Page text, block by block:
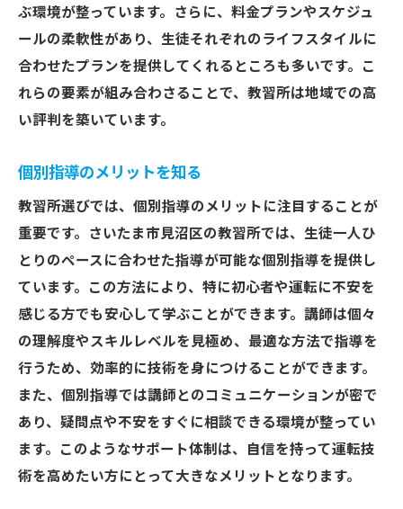
ぶ環境が整っています。さらに、料金プランやスケジュ
ールの柔軟性があり、生徒それぞれのライフスタイルに
合わせたプランを提供してくれるところも多いです。こ
れらの要素が組み合わさることで、教習所は地域での高
い評判を築いています。
個別指導のメリットを知る
教習所選びでは、個別指導のメリットに注目することが
重要です。さいたま市見沼区の教習所では、生徒一人ひ
とりのペースに合わせた指導が可能な個別指導を提供し
ています。この方法により、特に初心者や運転に不安を
感じる方でも安心して学ぶことができます。講師は個々
の理解度やスキルレベルを見極め、最適な方法で指導を
行うため、効率的に技術を身につけることができます。
また、個別指導では講師とのコミュニケーションが密で
あり、疑問点や不安をすぐに相談できる環境が整ってい
ます。このようなサポート体制は、自信を持って運転技
術を高めたい方にとって大きなメリットとなります。